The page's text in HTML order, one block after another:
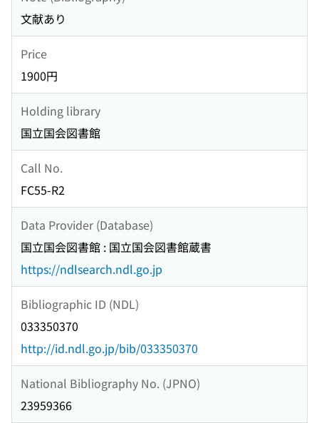
文献あり
Price
1900円
Holding library
国立国会図書館
Call No.
FC55-R2
Data Provider (Database)
国立国会図書館 : 国立国会図書館蔵書
https://ndlsearch.ndl.go.jp
Bibliographic ID (NDL)
033350370
http://id.ndl.go.jp/bib/033350370
National Bibliography No. (JPNO)
23959366